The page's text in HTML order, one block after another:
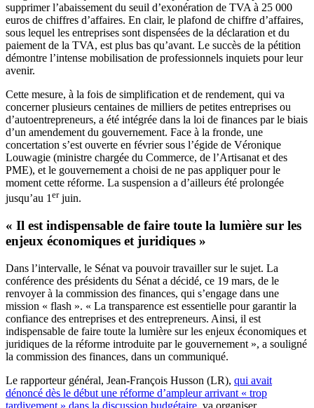
supprimer l’abaissement du seuil d’exonération de TVA à 25 000
euros de chiffres d’affaires. En clair, le plafond de chiffre d’affaires,
sous lequel les entreprises sont dispensées de la déclaration et du
paiement de la TVA, est plus bas qu’avant. Le succès de la pétition
démontre l’intense mobilisation de professionnels inquiets pour leur
avenir.
Cette mesure, à la fois de simplification et de rendement, qui va
concerner plusieurs centaines de milliers de petites entreprises ou
d’autoentrepreneurs, a été intégrée dans la loi de finances par le biais
d’un amendement du gouvernement. Face à la fronde, une
concertation s’est ouverte en février sous l’égide de Véronique
Louwagie (ministre chargée du Commerce, de l’Artisanat et des
PME), et le gouvernement a choisi de ne pas appliquer pour le
moment cette réforme. La suspension a d’ailleurs été prolongée
jusqu’au 1 erjuin.
« Il est indispensable de faire toute la lumière sur les
enjeux économiques et juridiques »
Dans l’intervalle, le Sénat va pouvoir travailler sur le sujet. La
conférence des présidents du Sénat a décidé, ce 19 mars, de le
renvoyer à la commission des finances, qui s’engage dans une
mission « flash ». « La transparence est essentielle pour garantir la
confiance des entreprises et des entrepreneurs. Ainsi, il est
indispensable de faire toute la lumière sur les enjeux économiques et
juridiques de la réforme introduite par le gouvernement », a souligné
la commission des finances, dans un communiqué.
Le rapporteur général, Jean-François Husson (LR), qui avait
dénoncé dès le début une réforme d’ampleur arrivant « trop
tardivement » dans la discussion budgétaire, va organiser